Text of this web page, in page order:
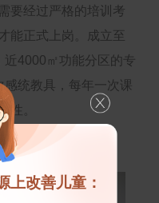
要经过严格的培训考
能正式上岗。成立至
4000㎡功能分区的专
统教具，每年一次课
性。
上改善儿童：